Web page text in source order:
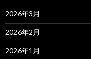
2026年3月
2026年2月
2026年1月